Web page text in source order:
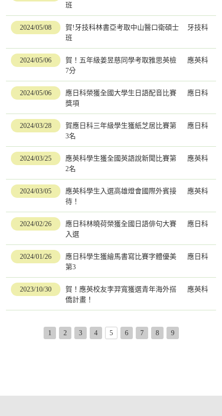
班
2024/05/08
賀!牙技科林書亞考取中山醫口衛碩士
班
牙技科
2024/05/06
賀！五年級姜昱慈同學考取雅思英檢
7分
應英科
2024/05/06
應日科榮獲全國大學生日語配音比賽
獎項
應日科
2024/03/28
賀應日科三年級學生獲紙芝居比賽第
3名
應日科
2024/03/25
應英科學生獲全國英語說新聞比賽第
2名
應英科
2024/03/05
應英科學生入選高雄燈會國際外賓接
待！
應英科
2024/02/26
應日科林曉荷榮獲全國日語俳句大賽
入選
應日科
2024/01/26
應日科學生獲繪馬書寫比賽字體優美
第3
應日科
2023/10/30
賀！應英校友李羿寬獲選青年海外搭
僑計畫！
應英科
1 2 3 4 5 6 7 8 9